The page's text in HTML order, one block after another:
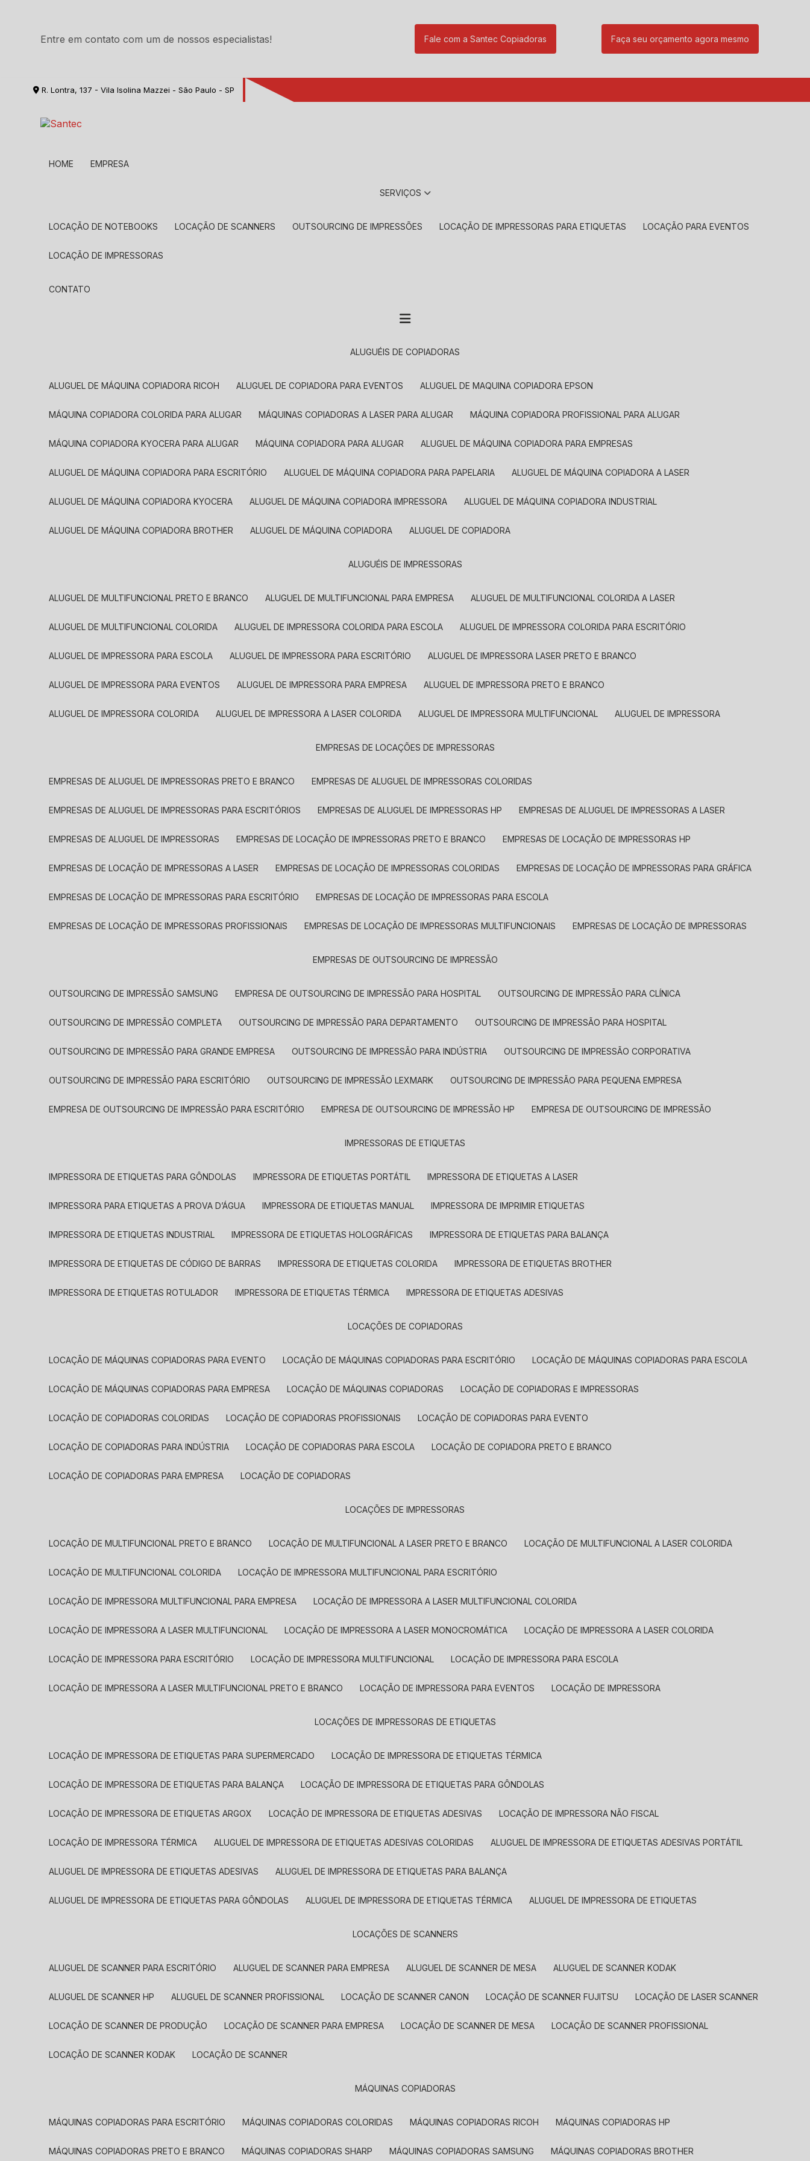
Entre em contato com um de nossos especialistas! Fale com a Santec Copiadoras Faça seu orçamento agora mesmo
R. Lontra, 137 - Vila Isolina Mazzei - São Paulo - SP
HOME EMPRESA
SERVIÇOS
LOCAÇÃO DE NOTEBOOKS LOCAÇÃO DE SCANNERS OUTSOURCING DE IMPRESSÕES LOCAÇÃO DE IMPRESSORAS PARA ETIQUETAS LOCAÇÃO PARA EVENTOS
LOCAÇÃO DE IMPRESSORAS
CONTATO
ALUGUÉIS DE COPIADORAS
ALUGUEL DE MÁQUINA COPIADORA RICOH ALUGUEL DE COPIADORA PARA EVENTOS ALUGUEL DE MAQUINA COPIADORA EPSON
MÁQUINA COPIADORA COLORIDA PARA ALUGAR MÁQUINAS COPIADORAS A LASER PARA ALUGAR MÁQUINA COPIADORA PROFISSIONAL PARA ALUGAR
MÁQUINA COPIADORA KYOCERA PARA ALUGAR MÁQUINA COPIADORA PARA ALUGAR ALUGUEL DE MÁQUINA COPIADORA PARA EMPRESAS
ALUGUEL DE MÁQUINA COPIADORA PARA ESCRITÓRIO ALUGUEL DE MÁQUINA COPIADORA PARA PAPELARIA ALUGUEL DE MÁQUINA COPIADORA A LASER
ALUGUEL DE MÁQUINA COPIADORA KYOCERA ALUGUEL DE MÁQUINA COPIADORA IMPRESSORA ALUGUEL DE MÁQUINA COPIADORA INDUSTRIAL
ALUGUEL DE MÁQUINA COPIADORA BROTHER ALUGUEL DE MÁQUINA COPIADORA ALUGUEL DE COPIADORA
ALUGUÉIS DE IMPRESSORAS
ALUGUEL DE MULTIFUNCIONAL PRETO E BRANCO ALUGUEL DE MULTIFUNCIONAL PARA EMPRESA ALUGUEL DE MULTIFUNCIONAL COLORIDA A LASER
ALUGUEL DE MULTIFUNCIONAL COLORIDA ALUGUEL DE IMPRESSORA COLORIDA PARA ESCOLA ALUGUEL DE IMPRESSORA COLORIDA PARA ESCRITÓRIO
ALUGUEL DE IMPRESSORA PARA ESCOLA ALUGUEL DE IMPRESSORA PARA ESCRITÓRIO ALUGUEL DE IMPRESSORA LASER PRETO E BRANCO
ALUGUEL DE IMPRESSORA PARA EVENTOS ALUGUEL DE IMPRESSORA PARA EMPRESA ALUGUEL DE IMPRESSORA PRETO E BRANCO
ALUGUEL DE IMPRESSORA COLORIDA ALUGUEL DE IMPRESSORA A LASER COLORIDA ALUGUEL DE IMPRESSORA MULTIFUNCIONAL ALUGUEL DE IMPRESSORA
EMPRESAS DE LOCAÇÕES DE IMPRESSORAS
EMPRESAS DE ALUGUEL DE IMPRESSORAS PRETO E BRANCO EMPRESAS DE ALUGUEL DE IMPRESSORAS COLORIDAS
EMPRESAS DE ALUGUEL DE IMPRESSORAS PARA ESCRITÓRIOS EMPRESAS DE ALUGUEL DE IMPRESSORAS HP EMPRESAS DE ALUGUEL DE IMPRESSORAS A LASER
EMPRESAS DE ALUGUEL DE IMPRESSORAS EMPRESAS DE LOCAÇÃO DE IMPRESSORAS PRETO E BRANCO EMPRESAS DE LOCAÇÃO DE IMPRESSORAS HP
EMPRESAS DE LOCAÇÃO DE IMPRESSORAS A LASER EMPRESAS DE LOCAÇÃO DE IMPRESSORAS COLORIDAS EMPRESAS DE LOCAÇÃO DE IMPRESSORAS PARA GRÁFICA
EMPRESAS DE LOCAÇÃO DE IMPRESSORAS PARA ESCRITÓRIO EMPRESAS DE LOCAÇÃO DE IMPRESSORAS PARA ESCOLA
EMPRESAS DE LOCAÇÃO DE IMPRESSORAS PROFISSIONAIS EMPRESAS DE LOCAÇÃO DE IMPRESSORAS MULTIFUNCIONAIS EMPRESAS DE LOCAÇÃO DE IMPRESSORAS
EMPRESAS DE OUTSOURCING DE IMPRESSÃO
OUTSOURCING DE IMPRESSÃO SAMSUNG EMPRESA DE OUTSOURCING DE IMPRESSÃO PARA HOSPITAL OUTSOURCING DE IMPRESSÃO PARA CLÍNICA
OUTSOURCING DE IMPRESSÃO COMPLETA OUTSOURCING DE IMPRESSÃO PARA DEPARTAMENTO OUTSOURCING DE IMPRESSÃO PARA HOSPITAL
OUTSOURCING DE IMPRESSÃO PARA GRANDE EMPRESA OUTSOURCING DE IMPRESSÃO PARA INDÚSTRIA OUTSOURCING DE IMPRESSÃO CORPORATIVA
OUTSOURCING DE IMPRESSÃO PARA ESCRITÓRIO OUTSOURCING DE IMPRESSÃO LEXMARK OUTSOURCING DE IMPRESSÃO PARA PEQUENA EMPRESA
EMPRESA DE OUTSOURCING DE IMPRESSÃO PARA ESCRITÓRIO EMPRESA DE OUTSOURCING DE IMPRESSÃO HP EMPRESA DE OUTSOURCING DE IMPRESSÃO
IMPRESSORAS DE ETIQUETAS
IMPRESSORA DE ETIQUETAS PARA GÔNDOLAS IMPRESSORA DE ETIQUETAS PORTÁTIL IMPRESSORA DE ETIQUETAS A LASER
IMPRESSORA PARA ETIQUETAS A PROVA D’ÁGUA IMPRESSORA DE ETIQUETAS MANUAL IMPRESSORA DE IMPRIMIR ETIQUETAS
IMPRESSORA DE ETIQUETAS INDUSTRIAL IMPRESSORA DE ETIQUETAS HOLOGRÁFICAS IMPRESSORA DE ETIQUETAS PARA BALANÇA
IMPRESSORA DE ETIQUETAS DE CÓDIGO DE BARRAS IMPRESSORA DE ETIQUETAS COLORIDA IMPRESSORA DE ETIQUETAS BROTHER
IMPRESSORA DE ETIQUETAS ROTULADOR IMPRESSORA DE ETIQUETAS TÉRMICA IMPRESSORA DE ETIQUETAS ADESIVAS
LOCAÇÕES DE COPIADORAS
LOCAÇÃO DE MÁQUINAS COPIADORAS PARA EVENTO LOCAÇÃO DE MÁQUINAS COPIADORAS PARA ESCRITÓRIO LOCAÇÃO DE MÁQUINAS COPIADORAS PARA ESCOLA
LOCAÇÃO DE MÁQUINAS COPIADORAS PARA EMPRESA LOCAÇÃO DE MÁQUINAS COPIADORAS LOCAÇÃO DE COPIADORAS E IMPRESSORAS
LOCAÇÃO DE COPIADORAS COLORIDAS LOCAÇÃO DE COPIADORAS PROFISSIONAIS LOCAÇÃO DE COPIADORAS PARA EVENTO
LOCAÇÃO DE COPIADORAS PARA INDÚSTRIA LOCAÇÃO DE COPIADORAS PARA ESCOLA LOCAÇÃO DE COPIADORA PRETO E BRANCO
LOCAÇÃO DE COPIADORAS PARA EMPRESA LOCAÇÃO DE COPIADORAS
LOCAÇÕES DE IMPRESSORAS
LOCAÇÃO DE MULTIFUNCIONAL PRETO E BRANCO LOCAÇÃO DE MULTIFUNCIONAL A LASER PRETO E BRANCO LOCAÇÃO DE MULTIFUNCIONAL A LASER COLORIDA
LOCAÇÃO DE MULTIFUNCIONAL COLORIDA LOCAÇÃO DE IMPRESSORA MULTIFUNCIONAL PARA ESCRITÓRIO
LOCAÇÃO DE IMPRESSORA MULTIFUNCIONAL PARA EMPRESA LOCAÇÃO DE IMPRESSORA A LASER MULTIFUNCIONAL COLORIDA
LOCAÇÃO DE IMPRESSORA A LASER MULTIFUNCIONAL LOCAÇÃO DE IMPRESSORA A LASER MONOCROMÁTICA LOCAÇÃO DE IMPRESSORA A LASER COLORIDA
LOCAÇÃO DE IMPRESSORA PARA ESCRITÓRIO LOCAÇÃO DE IMPRESSORA MULTIFUNCIONAL LOCAÇÃO DE IMPRESSORA PARA ESCOLA
LOCAÇÃO DE IMPRESSORA A LASER MULTIFUNCIONAL PRETO E BRANCO LOCAÇÃO DE IMPRESSORA PARA EVENTOS LOCAÇÃO DE IMPRESSORA
LOCAÇÕES DE IMPRESSORAS DE ETIQUETAS
LOCAÇÃO DE IMPRESSORA DE ETIQUETAS PARA SUPERMERCADO LOCAÇÃO DE IMPRESSORA DE ETIQUETAS TÉRMICA
LOCAÇÃO DE IMPRESSORA DE ETIQUETAS PARA BALANÇA LOCAÇÃO DE IMPRESSORA DE ETIQUETAS PARA GÔNDOLAS
LOCAÇÃO DE IMPRESSORA DE ETIQUETAS ARGOX LOCAÇÃO DE IMPRESSORA DE ETIQUETAS ADESIVAS LOCAÇÃO DE IMPRESSORA NÃO FISCAL
LOCAÇÃO DE IMPRESSORA TÉRMICA ALUGUEL DE IMPRESSORA DE ETIQUETAS ADESIVAS COLORIDAS ALUGUEL DE IMPRESSORA DE ETIQUETAS ADESIVAS PORTÁTIL
ALUGUEL DE IMPRESSORA DE ETIQUETAS ADESIVAS ALUGUEL DE IMPRESSORA DE ETIQUETAS PARA BALANÇA
ALUGUEL DE IMPRESSORA DE ETIQUETAS PARA GÔNDOLAS ALUGUEL DE IMPRESSORA DE ETIQUETAS TÉRMICA ALUGUEL DE IMPRESSORA DE ETIQUETAS
LOCAÇÕES DE SCANNERS
ALUGUEL DE SCANNER PARA ESCRITÓRIO ALUGUEL DE SCANNER PARA EMPRESA ALUGUEL DE SCANNER DE MESA ALUGUEL DE SCANNER KODAK
ALUGUEL DE SCANNER HP ALUGUEL DE SCANNER PROFISSIONAL LOCAÇÃO DE SCANNER CANON LOCAÇÃO DE SCANNER FUJITSU LOCAÇÃO DE LASER SCANNER
LOCAÇÃO DE SCANNER DE PRODUÇÃO LOCAÇÃO DE SCANNER PARA EMPRESA LOCAÇÃO DE SCANNER DE MESA LOCAÇÃO DE SCANNER PROFISSIONAL
LOCAÇÃO DE SCANNER KODAK LOCAÇÃO DE SCANNER
MÁQUINAS COPIADORAS
MÁQUINAS COPIADORAS PARA ESCRITÓRIO MÁQUINAS COPIADORAS COLORIDAS MÁQUINAS COPIADORAS RICOH MÁQUINAS COPIADORAS HP
MÁQUINAS COPIADORAS PRETO E BRANCO MÁQUINAS COPIADORAS SHARP MÁQUINAS COPIADORAS SAMSUNG MÁQUINAS COPIADORAS BROTHER